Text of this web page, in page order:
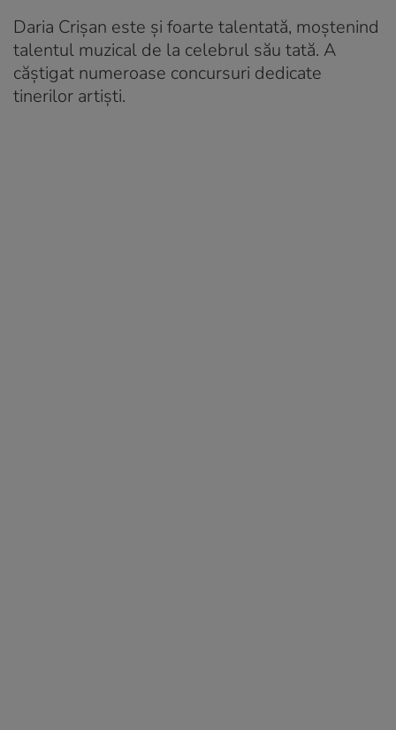
Daria Crișan este și foarte talentată, moștenind
talentul muzical de la celebrul său tată. A
căștigat numeroase concursuri dedicate
tinerilor artiști.